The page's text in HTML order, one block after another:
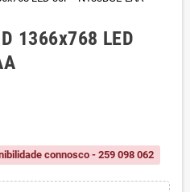
1366x768 LED
connosco - 259 098 062